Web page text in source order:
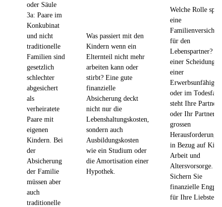
oder Säule
3a: Paare im
Konkubinat
und nicht
traditionelle
Familien sind
gesetzlich
schlechter
abgesichert
als
verheiratete
Paare mit
eigenen
Kindern. Bei
der
Absicherung
der Familie
müssen aber
auch
traditionelle
Was passiert mit den
Kindern wenn ein
Elternteil nicht mehr
arbeiten kann oder
stirbt? Eine gute
finanzielle
Absicherung deckt
nicht nur die
Lebenshaltungskosten,
sondern auch
Ausbildungskosten
wie ein Studium oder
die Amortisation einer
Hypothek.
Welche Rolle
eine
für den
Lebenspartner?
einer Scheidung,
einer
oder im Todesfall
steht Ihre
oder Ihr Partner
grossen
in Bezug auf
Arbeit und
Altersvorsorge.
Sichern Sie
finanzielle
für Ihre Liebsten